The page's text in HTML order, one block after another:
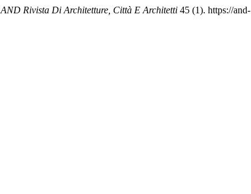
AND Rivista Di Architetture, Città E Architetti 45 (1). https://and-